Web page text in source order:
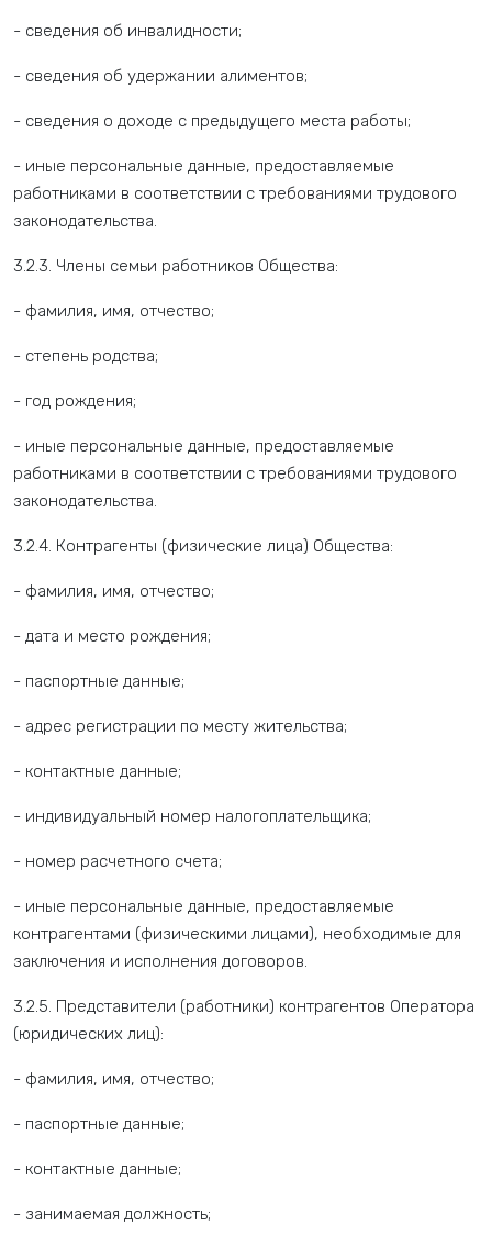
- сведения об инвалидности;
- сведения об удержании алиментов;
- сведения о доходе с предыдущего места работы;
- иные персональные данные, предоставляемые
работниками в соответствии с требованиями трудового
законодательства.
3.2.3. Члены семьи работников Общества:
- фамилия, имя, отчество;
- степень родства;
- год рождения;
- иные персональные данные, предоставляемые
работниками в соответствии с требованиями трудового
законодательства.
3.2.4. Контрагенты (физические лица) Общества:
- фамилия, имя, отчество;
- дата и место рождения;
- паспортные данные;
- адрес регистрации по месту жительства;
- контактные данные;
- индивидуальный номер налогоплательщика;
- номер расчетного счета;
- иные персональные данные, предоставляемые
контрагентами (физическими лицами), необходимые для
заключения и исполнения договоров.
3.2.5. Представители (работники) контрагентов Оператора
(юридических лиц):
- фамилия, имя, отчество;
- паспортные данные;
- контактные данные;
- занимаемая должность;